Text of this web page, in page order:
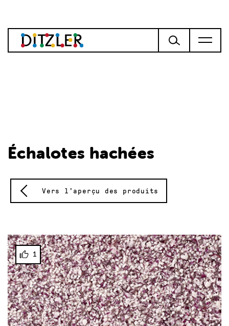
Échalotes hachées
Vers l'aperçu des produits
1